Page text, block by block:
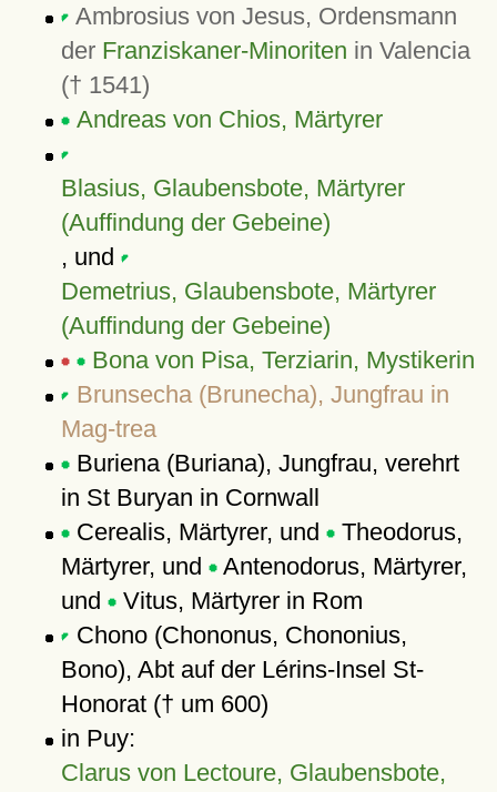
Ambrosius von Jesus, Ordensmann
der Franziskaner-Minoriten in Valencia
(† 1541)
Andreas von Chios, Märtyrer
Blasius, Glaubensbote, Märtyrer
(Auffindung der Gebeine)
, und
Demetrius, Glaubensbote, Märtyrer
(Auffindung der Gebeine)
Bona von Pisa, Terziarin, Mystikerin
Brunsecha (Brunecha), Jungfrau in
Mag-trea
Buriena (Buriana), Jungfrau, verehrt
in St Buryan in Cornwall
Cerealis, Märtyrer, und Theodorus,
Märtyrer, und Antenodorus, Märtyrer,
und Vitus, Märtyrer in Rom
Chono (Chononus, Chononius,
Bono), Abt auf der Lérins-Insel St-
Honorat († um 600)
in Puy:
Clarus von Lectoure, Glaubensbote,